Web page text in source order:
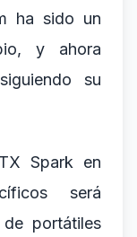
ha sido un
y ahora
su
Spark en
será
portátiles